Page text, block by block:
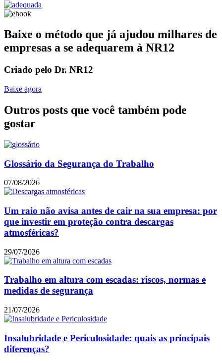
Baixe o método que já ajudou milhares de
empresas a se adequarem à NR12
Criado pelo Dr. NR12
Baixe agora
Outros posts que você também pode
gostar
Glossário da Segurança do Trabalho
07/08/2026
Um raio não avisa antes de cair na sua empresa: por
que investir em proteção contra descargas
atmosféricas?
29/07/2026
Trabalho em altura com escadas: riscos, normas e
medidas de segurança
21/07/2026
Insalubridade e Periculosidade: quais as principais
diferenças?